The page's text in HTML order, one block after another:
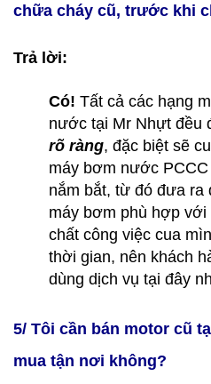
chữa cháy cũ, trước khi
Trả lời:
Có! Tất cả các hạng
nước tại Mr Nhựt đều
rõ ràng, đặc biệt sẽ
máy bơm nước
nắm bắt, từ đó đưa ra
máy bơm phù hợp với
chất công việc cua
thời gian, nên khách
dùng dịch vụ tại đây
5/ Tôi cần bán motor cũ
mua tận nơi không?